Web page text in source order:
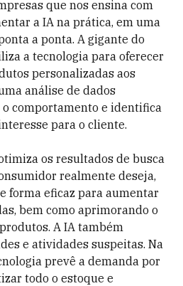
que nos ensina com
a IA na prática, em uma
a ponta. A gigante do
a tecnologia para oferecer
personalizadas aos
análise de dados
comportamento e identifica
para o cliente.
os resultados de busca
realmente deseja,
forma eficaz para aumentar
bem como aprimorando o
A IA também
e atividades suspeitas. Na
prevê a demanda por
todo o estoque e